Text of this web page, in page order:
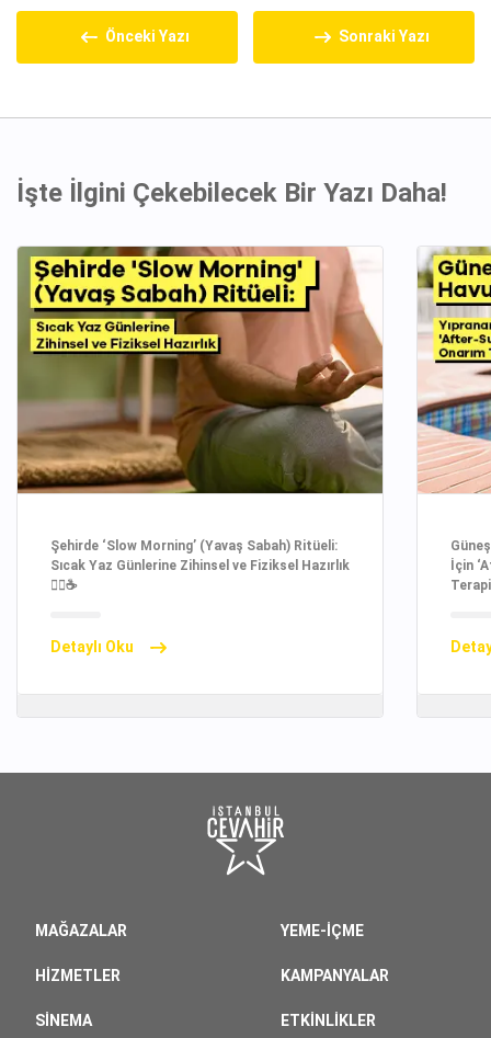
Önceki Yazı Sonraki Yazı
İşte İlgini Çekebilecek Bir Yazı Daha!
Şehirde ‘Slow Morning’ (Yavaş Sabah) Ritüeli:
Sıcak Yaz Günlerine Zihinsel ve Fiziksel Hazırlık
🧘‍♀️☕
Detaylı Oku
İçin
MAĞAZALAR YEME-İÇME
HIZMETLER KAMPANYALAR
SINEMA ETKINLIKLER